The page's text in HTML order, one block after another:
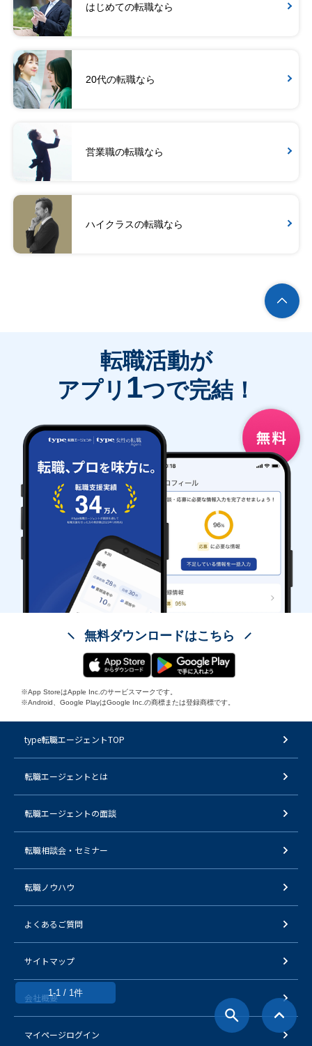
はじめての転職なら
20代の転職なら
営業職の転職なら
ハイクラスの転職なら
1-1 / 1件
転職活動が
アプリ 1つで完結！
無料ダウンロードはこちら
※App StoreはApple Inc.のサービスマークです。
※Android、Google PlayはGoogle Inc.の商標または登録商標です。
type転職エージェントTOP
転職エージェントとは
転職エージェントの面談
転職相談会・セミナー
転職ノウハウ
よくあるご質問
サイトマップ
会社概要
マイページログイン